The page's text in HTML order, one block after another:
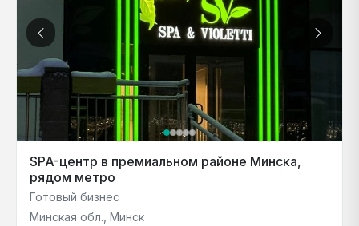
SPA-центр в премиальном районе Минска,
рядом метро
Готовый бизнес
Минская обл., Минск